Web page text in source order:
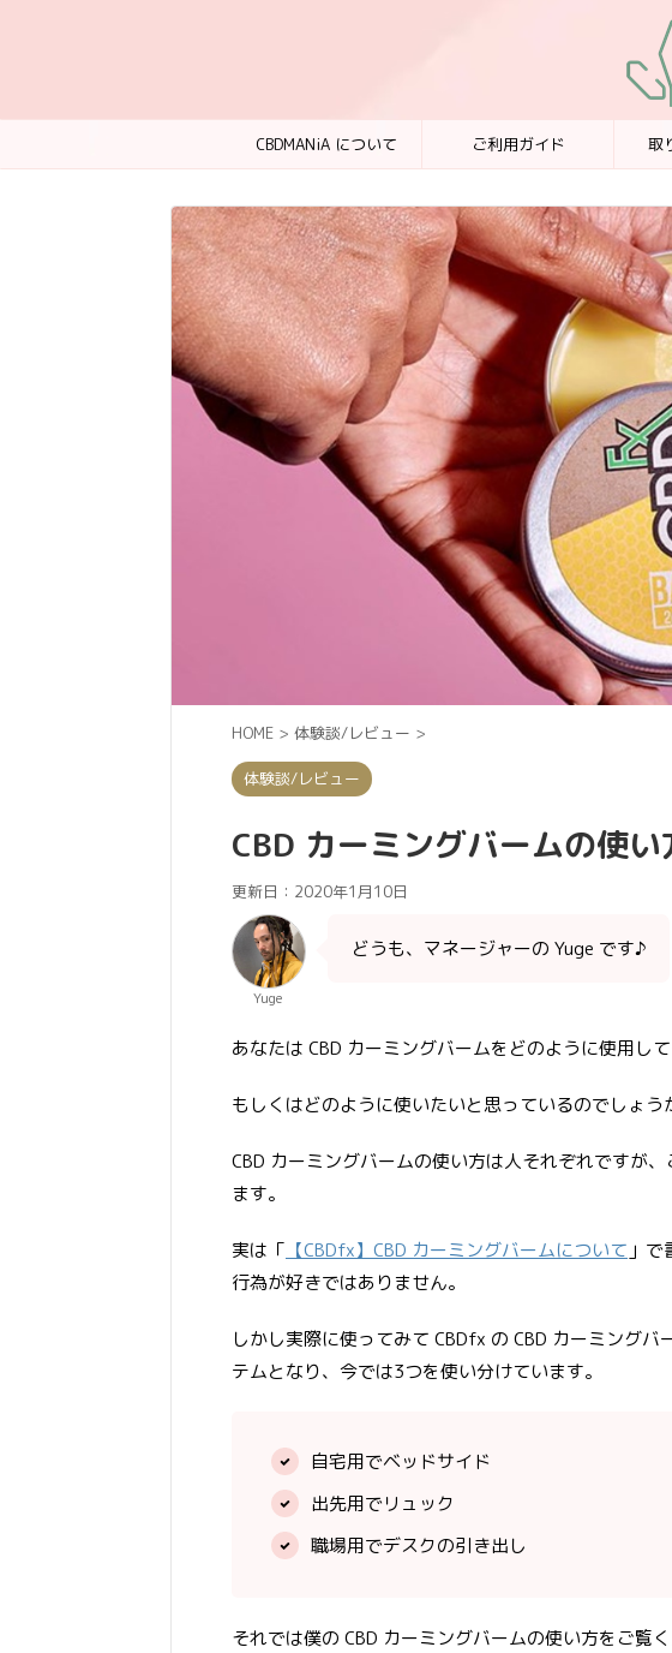
CBDMANiA について ご利用ガイド 取
HOME > 体験談/レビュー >
体験談/レビュー
CBD カーミングバームの使
更新日： 2020年1月10日
Yuge
どうも、マネージャーの Yuge です♪
あなたは CBD カーミングバームをどのように使用し
もしくはどのように使いたいと思っているのでしょう
CBD カーミングバームの使い方は人それぞれですが
ます。
実は「 【CBDfx】CBD カーミングバームについて 」
行為が好きではありません。
しかし実際に使ってみて CBDfx の CBD カーミング
テムとなり、今では3つを使い分けています。
自宅用でベッドサイド
出先用でリュック
職場用でデスクの引き出し
それでは僕の CBD カーミングバームの使い方をご覧く